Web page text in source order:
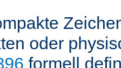
oder
formell